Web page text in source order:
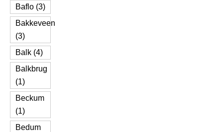
Baflo (3)
Bakkeveen
(3)
Balk (4)
Balkbrug
(1)
Beckum
(1)
Bedum